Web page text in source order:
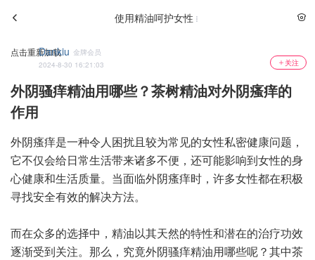
使用精油呵护女性
点击重新加载
Dankiu 金牌会员
2024-8-30 16:21:03
关注
外阴骚痒精油用哪些？茶树精油对外阴瘙痒的
作用
外阴瘙痒是一种令人困扰且较为常见的女性私密健康问题，
它不仅会给日常生活带来诸多不便，还可能影响到女性的身
心健康和生活质量。当面临外阴瘙痒时，许多女性都在积极
寻找安全有效的解决方法。
而在众多的选择中，精油以其天然的特性和潜在的治疗功效
逐渐受到关注。那么，究竟外阴骚痒精油用哪些呢？其中茶